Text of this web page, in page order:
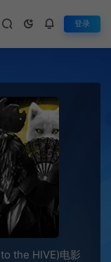
登录
the HIVE)电影